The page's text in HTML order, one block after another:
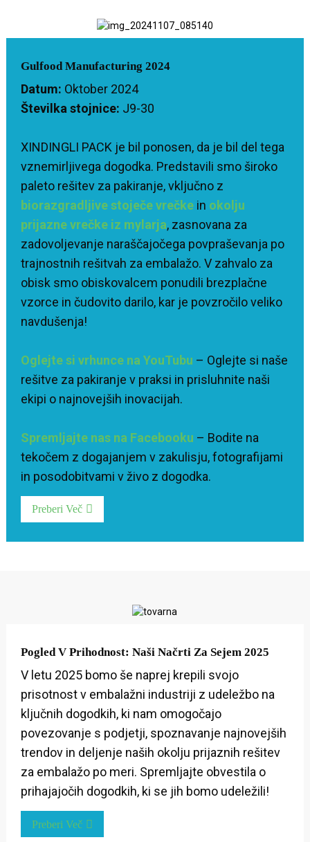
Gulfood Manufacturing 2024
Datum: Oktober 2024
Številka stojnice: J9-30
XINDINGLI PACK je bil ponosen, da je bil del tega
vznemirljivega dogodka. Predstavili smo široko
paleto rešitev za pakiranje, vključno z
biorazgradljive stoječe vrečkein okolju
prijazne vrečke iz mylarja, zasnovana za
zadovoljevanje naraščajočega povpraševanja po
trajnostnih rešitvah za embalažo. V zahvalo za
obisk smo obiskovalcem ponudili brezplačne
vzorce in čudovito darilo, kar je povzročilo veliko
navdušenja!
Oglejte si vrhunce na YouTubu – Oglejte si naše
rešitve za pakiranje v praksi in prisluhnite naši
ekipi o najnovejših inovacijah.
Spremljajte nas na Facebooku – Bodite na
tekočem z dogajanjem v zakulisju, fotografijami
in posodobitvami v živo z dogodka.
Preberi Več
Pogled V Prihodnost: Naši Načrti Za Sejem 2025
V letu 2025 bomo še naprej krepili svojo
prisotnost v embalažni industriji z udeležbo na
ključnih dogodkih, ki nam omogočajo
povezovanje s podjetji, spoznavanje najnovejših
trendov in deljenje naših okolju prijaznih rešitev
za embalažo po meri. Spremljajte obvestila o
prihajajočih dogodkih, ki se jih bomo udeležili!
Preberi Več